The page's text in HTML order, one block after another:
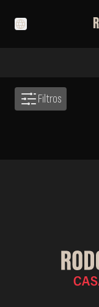
language
Filtros